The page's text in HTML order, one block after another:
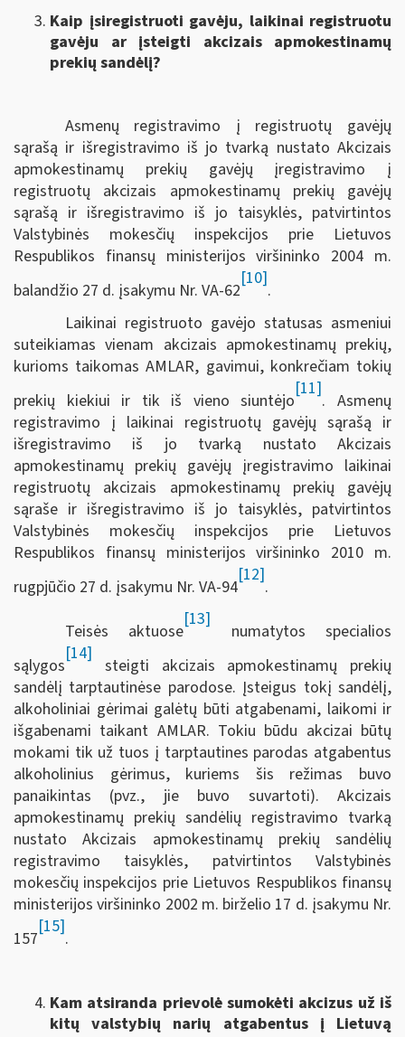
Kaip įsiregistruoti gavėju, laikinai registruotu
gavėju ar įsteigti akcizais apmokestinamų
prekių sandėlį?
Asmenų registravimo į registruotų gavėjų
sąrašą ir išregistravimo iš jo tvarką nustato Akcizais
apmokestinamų prekių gavėjų įregistravimo į
registruotų akcizais apmokestinamų prekių gavėjų
sąrašą ir išregistravimo iš jo taisyklės, patvirtintos
Valstybinės mokesčių inspekcijos prie Lietuvos
Respublikos finansų ministerijos viršininko 2004 m.
balandžio 27 d. įsakymu Nr. VA-62
[10]
.
Laikinai registruoto gavėjo statusas asmeniui
suteikiamas vienam akcizais apmokestinamų prekių,
kurioms taikomas AMLAR, gavimui, konkrečiam tokių
prekių kiekiui ir tik iš vieno siuntėjo
[11]
. Asmenų
registravimo į laikinai registruotų gavėjų sąrašą ir
išregistravimo iš jo tvarką nustato Akcizais
apmokestinamų prekių gavėjų įregistravimo laikinai
registruotų akcizais apmokestinamų prekių gavėjų
sąraše ir išregistravimo iš jo taisyklės, patvirtintos
Valstybinės mokesčių inspekcijos prie Lietuvos
Respublikos finansų ministerijos viršininko 2010 m.
rugpjūčio 27 d. įsakymu Nr. VA-94
[12]
.
Teisės aktuose
[13]
numatytos specialios
sąlygos
[14]
steigti akcizais apmokestinamų prekių
sandėlį tarptautinėse parodose. Įsteigus tokį sandėlį,
alkoholiniai gėrimai galėtų būti atgabenami, laikomi ir
išgabenami taikant AMLAR. Tokiu būdu akcizai būtų
mokami tik už tuos į tarptautines parodas atgabentus
alkoholinius gėrimus, kuriems šis režimas buvo
panaikintas (pvz., jie buvo suvartoti). Akcizais
apmokestinamų prekių sandėlių registravimo tvarką
nustato Akcizais apmokestinamų prekių sandėlių
registravimo taisyklės, patvirtintos Valstybinės
mokesčių inspekcijos prie Lietuvos Respublikos finansų
ministerijos viršininko 2002 m. birželio 17 d. įsakymu Nr.
157
[15]
.
Kam atsiranda prievolė sumokėti akcizus už iš
kitų valstybių narių atgabentus į Lietuvą